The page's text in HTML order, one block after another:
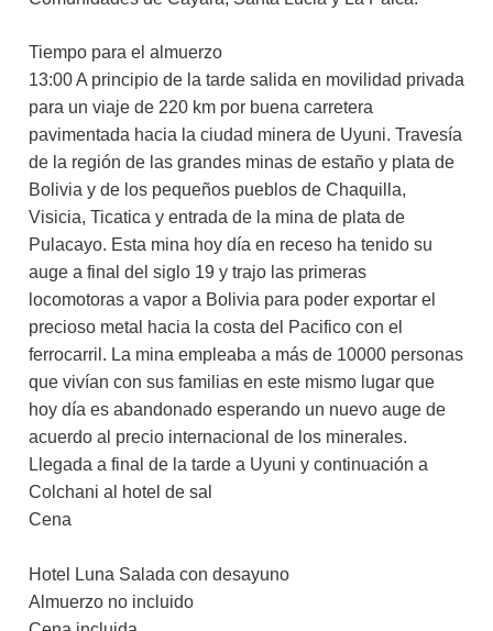
Tiempo para el almuerzo
13:00 A principio de la tarde salida en movilidad privada
para un viaje de 220 km por buena carretera
pavimentada hacia la ciudad minera de Uyuni. Travesía
de la región de las grandes minas de estaño y plata de
Bolivia y de los pequeños pueblos de Chaquilla,
Visicia, Ticatica y entrada de la mina de plata de
Pulacayo. Esta mina hoy día en receso ha tenido su
auge a final del siglo 19 y trajo las primeras
locomotoras a vapor a Bolivia para poder exportar el
precioso metal hacia la costa del Pacifico con el
ferrocarril. La mina empleaba a más de 10000 personas
que vivían con sus familias en este mismo lugar que
hoy día es abandonado esperando un nuevo auge de
acuerdo al precio internacional de los minerales.
Llegada a final de la tarde a Uyuni y continuación a
Colchani al hotel de sal
Cena
Hotel Luna Salada con desayuno
Almuerzo no incluido